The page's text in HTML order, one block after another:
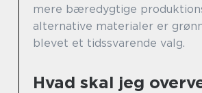
mere bæredygtige
alternative materialer er
blevet et tidssvarende valg.
Hvad skal jeg